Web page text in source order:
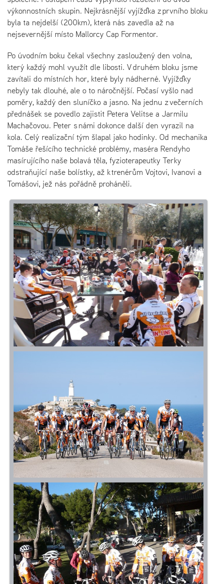
výkonnostních skupin. Nejkrásnější vyjížďka z prvního bloku
byla ta nejdelší (200km), která nás zavedla až na
nejsevernější místo Mallorcy Cap Formentor.
Po úvodním boku čekal všechny zasloužený den volna,
který každý mohl využít dle libosti. V druhém bloku jsme
zavítali do místních hor, které byly nádherné. Vyjížďky
nebyly tak dlouhé, ale o to náročnější. Počasí vyšlo nad
poměry, každý den sluníčko a jasno. Na jednu z večerních
přednášek se povedlo zajistit Petera Velitse a Jarmilu
Machačovou. Peter s námi dokonce další den vyrazil na
kola. Celý realizační tým šlapal jako hodinky. Od mechanika
Tomáše řešícího technické problémy, maséra Rendyho
masírujícího naše bolavá těla, fyzioterapeutky Terky
odstraňující naše bolístky, až k trenérům Vojtovi, Ivanovi a
Tomášovi, jež nás pořádně proháněli.